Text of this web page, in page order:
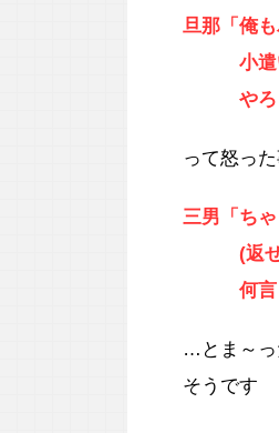
旦那「俺
小遣い
やろ！
って怒っ
三男「ち
(返せ
何言う
…とま～っ
そうです